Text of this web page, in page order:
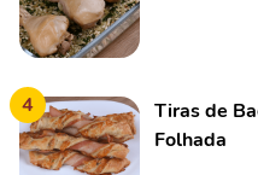
4
Tiras de
Folhada